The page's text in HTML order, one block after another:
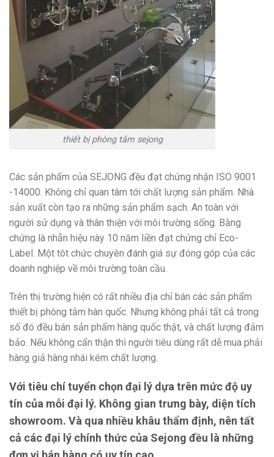
thiết bị phòng tắm sejong
Các sản phẩm của SEJONG đều đạt chứng nhận ISO 9001
-14000. Không chỉ quan tâm tới chất lượng sản phẩm. Nhà
sản xuất còn tạo ra những sản phẩm sạch. An toàn với
người sử dụng và thân thiện với môi trường sống. Bằng
chứng là nhẵn hiệu này 10 năm liền đạt chứng chỉ Eco-
Label. Một tôt chức chuyên đánh giá sự đóng góp của các
doanh nghiệp về môi trường toàn cầu.
Trên thị trường hiện có rất nhiều địa chỉ bán các sản phẩm
thiết bị phòng tắm hàn quốc. Nhưng không phải tất cả trong
số đó đều bán sản phẩm hàng quốc thật, và chất lượng đảm
bảo. Nếu không cẩn thận thì người tiêu dùng rất dễ mua phải
hàng giả hàng nhái kém chất lượng.
Với tiêu chí tuyển chọn đại lý dựa trên mức độ uy
tín của mỗi đại lý. Không gian trưng bày, diện tích
showroom. Và qua nhiều khâu thẩm định, nên tất
cả các đại lý chính thức của Sejong đều là những